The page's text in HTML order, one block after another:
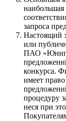
запроса
Настоящий
или
ПАО
конкурса.
имеет
процедуру
неся при